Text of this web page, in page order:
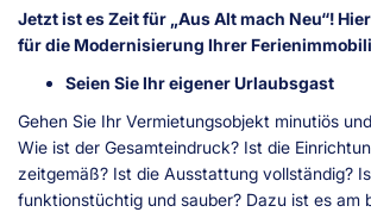
Jetzt ist es Zeit für „Aus Alt mach Neu“!
für die Modernisierung Ihrer
Seien Sie Ihr eigener Urlaubsgast
Gehen Sie Ihr Vermietungsobjekt minutiös
Wie ist der Gesamteindruck? Ist die
zeitgemäß? Ist die Ausstattung vollständig?
funktionstüchtig und sauber? Dazu ist es am